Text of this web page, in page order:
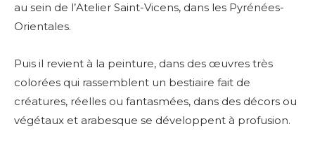
au sein de l’Atelier Saint-Vicens, dans les Pyrénées-
Orientales.
Puis il revient à la peinture, dans des œuvres très
colorées qui rassemblent un bestiaire fait de
créatures, réelles ou fantasmées, dans des décors ou
végétaux et arabesque se développent à profusion.